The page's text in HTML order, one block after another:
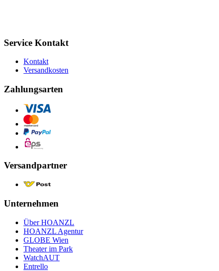
Service Kontakt
Kontakt
Versandkosten
Zahlungsarten
Versandpartner
Unternehmen
Über HOANZL
HOANZL Agentur
GLOBE Wien
Theater im Park
WatchAUT
Entrello